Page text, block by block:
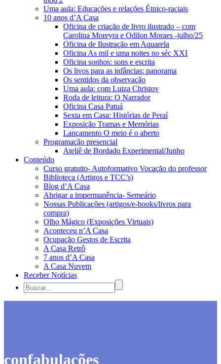
Uma aula: Educações e relações Étnico-raciais
10 anos d’A Casa
Oficina de criação de livro ilustrado – com
Carolina Moreyra e Odilon Moraes -julho/25
Oficina de Ilustração em Aquarela
Oficina As mil e uma noites no séc XXI
Oficina sonhos: sons e escrita
Os livos para as infâncias: panorama
Os sentidos da observação
Uma aula: com Luiza Christov
Roda de leitura: O Narrador
Oficina Casa Patuá
Sexta em Casa: Histórias de Peraí
Exposição Tramas e Memórias
Lançamento O meio é o aberto
Programação presencial
Ateliê de Bordado Experimental/Junho
Conteúdo
Curso gratuito- Autoformativo Vocação do professor
Biblioteca (Artigos e TCC’s)
Blog d’A Casa
Abrigar a impermanência- Semeário
Nossas Publicações (artigos/e-books/livros para
compra)
Olho Mágico (Exposições Virtuais)
Aconteceu n’A Casa
Ocupação Gestos de Escrita
A Casa Retrô
7 anos d’A Casa
A Casa Nuvem
Receber Notícias
confabulações